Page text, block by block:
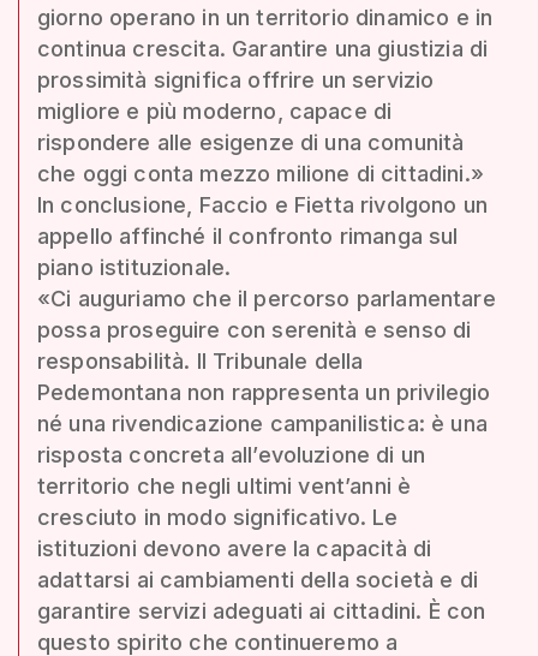
giorno operano in un territorio dinamico e in
continua crescita. Garantire una giustizia di
prossimità significa offrire un servizio
migliore e più moderno, capace di
rispondere alle esigenze di una comunità
che oggi conta mezzo milione di cittadini.»
In conclusione, Faccio e Fietta rivolgono un
appello affinché il confronto rimanga sul
piano istituzionale.
«Ci auguriamo che il percorso parlamentare
possa proseguire con serenità e senso di
responsabilità. Il Tribunale della
Pedemontana non rappresenta un privilegio
né una rivendicazione campanilistica: è una
risposta concreta all’evoluzione di un
territorio che negli ultimi vent’anni è
cresciuto in modo significativo. Le
istituzioni devono avere la capacità di
adattarsi ai cambiamenti della società e di
garantire servizi adeguati ai cittadini. È con
questo spirito che continueremo a